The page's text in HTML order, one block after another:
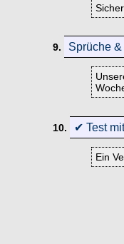
9. Sprüche
10. ✔ Test
Ein